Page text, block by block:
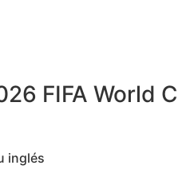
FIFA World
inglés